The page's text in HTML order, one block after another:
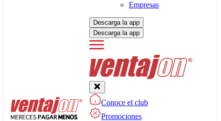
Empresas
Descarga la app
Descarga la app
Conoce el club
Promociones